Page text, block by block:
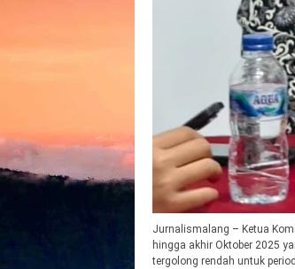
Jurnalismalang – Ketua
hingga akhir Oktober 2025
tergolong rendah untuk